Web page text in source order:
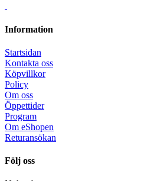
Information
Startsidan
Kontakta oss
Köpvillkor
Policy
Om oss
Öppettider
Program
Om eShopen
Returansökan
Följ oss